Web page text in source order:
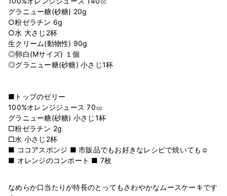
グラニュー糖(砂糖) 20g
○粉ゼラチン 6g
○水 大さじ2杯
生クリーム(動物性) 90g
◎卵白(Mサイズ) １個
◎グラニュー糖(砂糖) 小さじ1杯
■トップのゼリー
100%オレンジジュース 70㏄
グラニュー糖(砂糖) 小さじ1杯
□粉ゼラチン 2g
□水 小さじ2杯
■ ココアスポンジ ■ 市販品でもお好きなレシピで焼いても☺
なめらか口当たりが特長のとってもさわやかなムースケーキです